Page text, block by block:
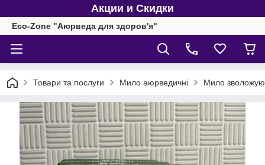
Акции и Скидки
Eco-Zone "Аюрведа для здоров'я"
Товари та послуги Мило аюрведичні Мило